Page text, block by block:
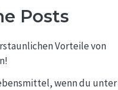
Posts
Vorteile von
wenn du unter